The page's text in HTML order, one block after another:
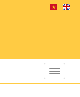
Toggle